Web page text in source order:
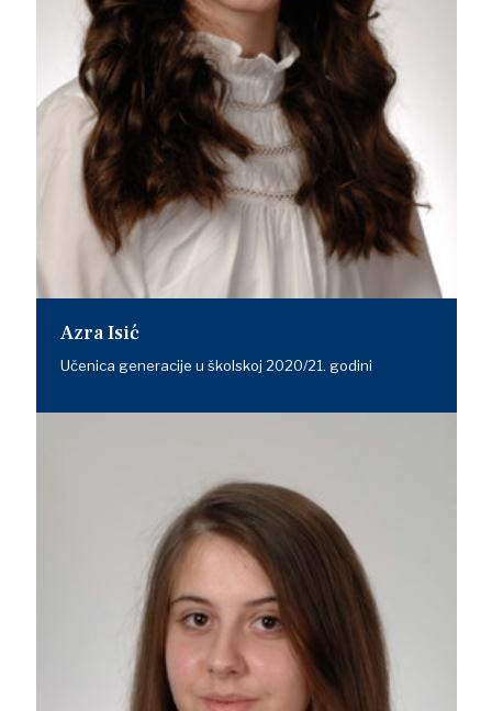
Azra Isić
Učenica generacije u školskoj 2020/21. godini